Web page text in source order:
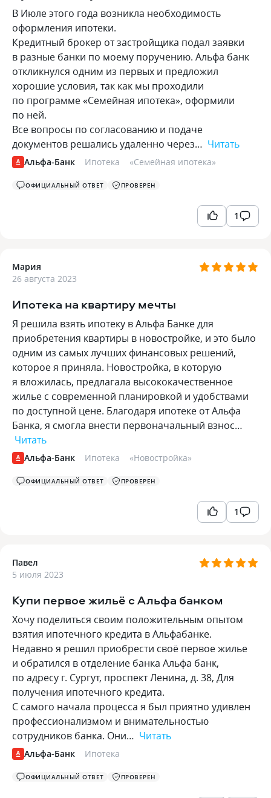
В Июле этого года возникла необходимость
оформления ипотеки.
Кредитный брокер от застройщика подал заявки
в разные банки по моему поручению. Альфа банк
откликнулся одним из первых и предложил
хорошие условия, так как мы проходили
по программе «Семейная ипотека», оформили
по ней.
Все вопросы по согласованию и подаче
документов решались удаленно через… Читать
Альфа-Банк Ипотека «Семейная ипотека»
ОФИЦИАЛЬНЫЙ ОТВЕТ ПРОВЕРЕН
1
Мария
26 августа 2023
Ипотека на квартиру мечты
Я решила взять ипотеку в Альфа Банке для
приобретения квартиры в новостройке, и это было
одним из самых лучших финансовых решений,
которое я приняла. Новостройка, в которую
я вложилась, предлагала высококачественное
жилье с современной планировкой и удобствами
по доступной цене. Благодаря ипотеке от Альфа
Банка, я смогла внести первоначальный взнос…
Читать
Альфа-Банк Ипотека «Новостройка»
ОФИЦИАЛЬНЫЙ ОТВЕТ ПРОВЕРЕН
1
Павел
5 июля 2023
Купи первое жильё с Альфа банком
Хочу поделиться своим положительным опытом
взятия ипотечного кредита в Альфабанке.
Недавно я решил приобрести своё первое жилье
и обратился в отделение банка Альфа банк,
по адресу г. Сургут, проспект Ленина, д. 38, Для
получения ипотечного кредита.
С самого начала процесса я был приятно удивлен
профессионализмом и внимательностью
сотрудников банка. Они… Читать
Альфа-Банк Ипотека
ОФИЦИАЛЬНЫЙ ОТВЕТ ПРОВЕРЕН